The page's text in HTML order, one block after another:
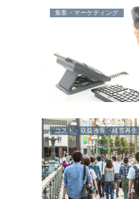
集客・マーケティング
コスト・収益改善・経営再生